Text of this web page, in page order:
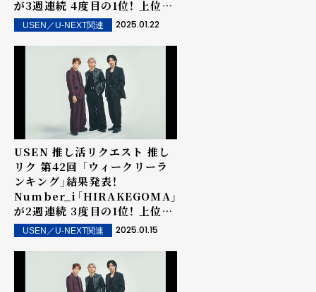
が3週連続 4度目の1位！ 上位ラ
ンクイン楽曲は街中・店内で配
信！
USEN／U-NEXT関連 2025.01.22
USEN 推し活リクエスト 推し
リク 第42回 「ウィークリーラ
ンキング」結果発表！
Number_i「HIRAKEGOMA」
が2週連続 3度目の1位！ 上位ラ
ンクイン楽曲は街中・店内で配
信！
USEN／U-NEXT関連 2025.01.15